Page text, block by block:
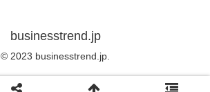
businesstrend.jp
© 2023 businesstrend.jp.